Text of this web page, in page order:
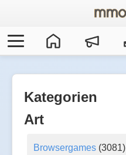
Kategorien
Art
Browsergames(3081)